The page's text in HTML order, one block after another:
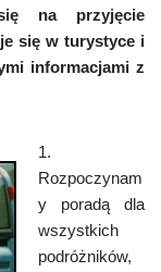
się na przyjęcie
się w turystyce i
informacjami z
1.
Rozpoczynam
y poradą dla
wszystkich
podróżników,